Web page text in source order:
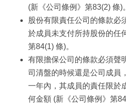
(新《公司條例》第83(2) 條)。
股份有限責任公司的條款必
於成員未支付所持股份的任
第84(1) 條)。
有限擔保公司的條款必須聲
司清盤的時候還是公司成員
一年內，其成員的責任限於
何金額 (新《公司條例》第